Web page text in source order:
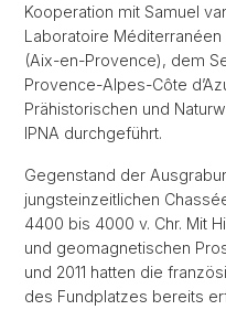
Kooperation mit Samuel
Laboratoire
(Aix-en-Provence), dem
Provence-Alpes-Côte
Prähistorischen und
IPNA durchgeführt.
Gegenstand der
jungsteinzeitlichen
4400 bis 4000 v. Chr. Mit
und geomagnetischen
und 2011 hatten die
des Fundplatzes bereits